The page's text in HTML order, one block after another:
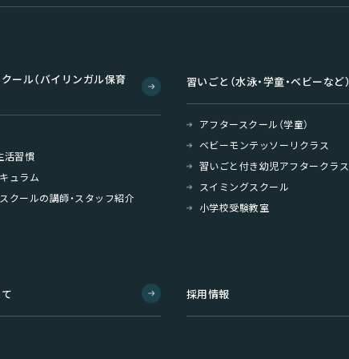
ール（バイリンガル保育
活習慣
ュラム
クールの講師・スタッフ紹介
習いごと（水泳・学童・ベビーなど）
アフタースクール（学童）
ベビーモンテッソーリクラス
習いごと付き幼児アフタークラス
スイミングスクール
小学校受験教室
採用情報